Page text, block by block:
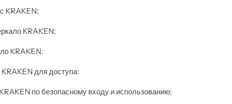
KRAKEN:
KRAKEN:
KRAKEN:
для доступа:
по безопасному входу и использованию: